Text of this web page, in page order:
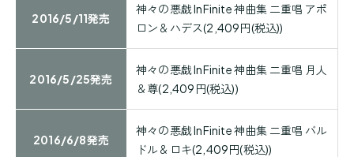
2016/5/11発売
神々の悪戯 InFinite 神曲集 二重唱 アポ
ロン＆ハデス(2,409円(税込))
2016/5/25発売
神々の悪戯 InFinite 神曲集 二重唱 月人
＆尊(2,409円(税込))
2016/6/8発売
神々の悪戯 InFinite 神曲集 二重唱 バル
ドル＆ロキ(2,409円(税込))